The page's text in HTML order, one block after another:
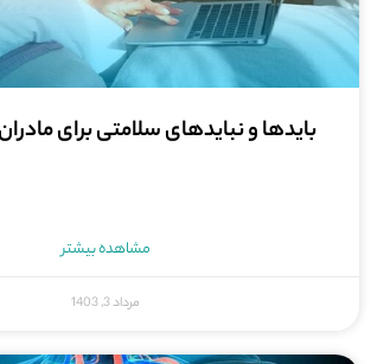
بایدها و نبایدهای سلامتی برای
مشاهده بیشتر
مرداد 3, 1403